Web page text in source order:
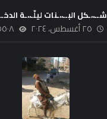
شــ،،ـكل البــ،،ـنات ليلّـ،،ـة
٢٥ أغسطس، ٢٠٢٤